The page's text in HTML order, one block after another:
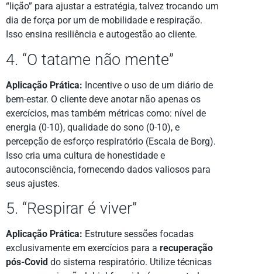
“lição” para ajustar a estratégia, talvez trocando um
dia de força por um de mobilidade e respiração.
Isso ensina resiliência e autogestão ao cliente.
4. “O tatame não mente”
Aplicação Prática: Incentive o uso de um diário de
bem-estar. O cliente deve anotar não apenas os
exercícios, mas também métricas como: nível de
energia (0-10), qualidade do sono (0-10), e
percepção de esforço respiratório (Escala de Borg).
Isso cria uma cultura de honestidade e
autoconsciência, fornecendo dados valiosos para
seus ajustes.
5. “Respirar é viver”
Aplicação Prática: Estruture sessões focadas
exclusivamente em exercícios para a recuperação
pós-Covid do sistema respiratório. Utilize técnicas